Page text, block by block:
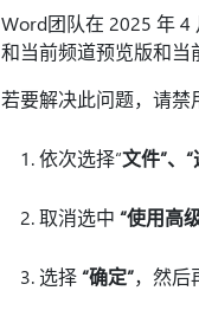
Word团队在 2025 年 4
和当前频道预览版和当
若要解决此问题，请禁
依次选择“文件”、
取消选中 “使用高
选择“确定”，然后